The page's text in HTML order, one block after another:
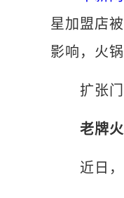
星加盟店
影响，火
扩张门店
老牌
近日，海